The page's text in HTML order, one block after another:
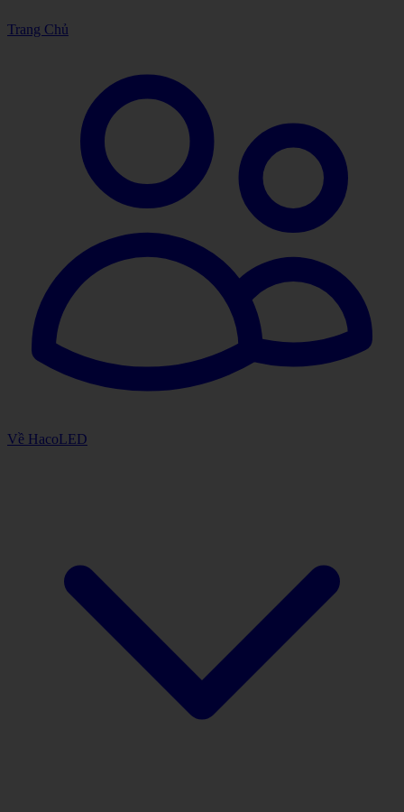
Trang Chủ
Về HacoLED